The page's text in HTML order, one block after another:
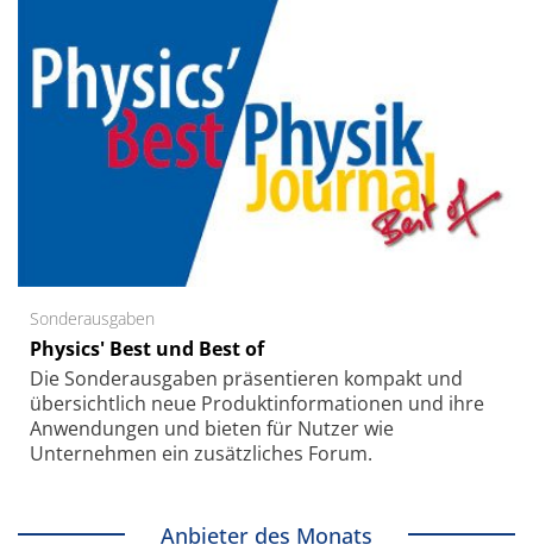
Sonderausgaben
Physics' Best und Best of
Die Sonder­ausgaben präsentieren kompakt und
übersichtlich neue Produkt­informationen und ihre
Anwendungen und bieten für Nutzer wie
Unternehmen ein zusätzliches Forum.
Anbieter des Monats